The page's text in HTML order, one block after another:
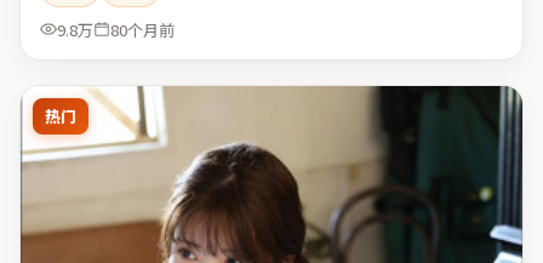
9.8万
80个月前
热门